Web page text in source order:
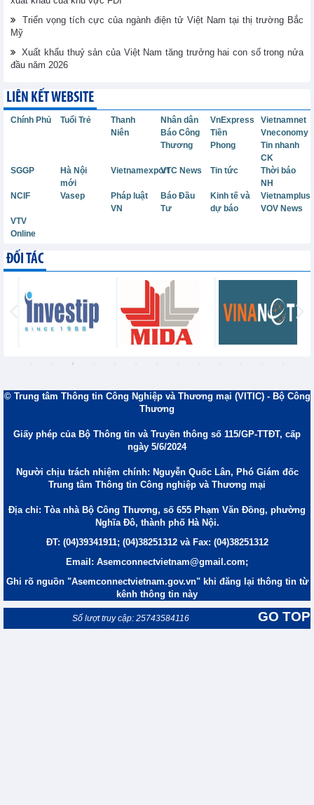
Triển vọng tích cực của ngành điện tử Việt Nam tại thị trường Bắc
Mỹ
Xuất khẩu thuỷ sản của Việt Nam tăng trưởng hai con số trong nửa
đầu năm 2026
LIÊN KẾT WEBSITE
Chính Phủ Tuổi Trẻ
Thanh
Niên
Nhân dân VnExpress
Vietnamnet
Báo Công
Thương
Tiền
Phong
Vneconomy
Tin nhanh
CK
SGGP
Hà Nội
mới
VietnamexportVTC News Tin tức
Thời báo
NH
NCIF
Vasep
Pháp luật
VN
Báo Đầu
Tư
Kinh tế và
dự báo
Vietnamplus
VOV News
VTV
Online
ĐỐI TÁC
© Trung tâm Thông tin Công Nghiệp và Thương mại (VITIC) - Bộ Công
Thương
Giấy phép của Bộ Thông tin và Truyền thông số 115/GP-TTĐT, cấp
ngày 5/6/2024
Người chịu trách nhiệm chính: Nguyễn Quốc Lân, Phó Giám đốc
Trung tâm Thông tin Công nghiệp và Thương mại
Địa chỉ: Tòa nhà Bộ Công Thương, số 655 Phạm Văn Đồng, phường
Nghĩa Đô, thành phố Hà Nội.
ĐT: (04)39341911; (04)38251312 và Fax: (04)38251312
Email: Asemconnectvietnam@gmail.com;
Ghi rõ nguồn "Asemconnectvietnam.gov.vn" khi đăng lại thông tin từ
kênh thông tin này
GO TOP
Số lượt truy cập: 25743584116